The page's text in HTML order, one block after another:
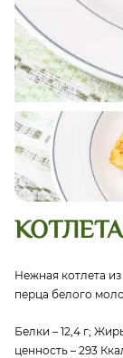
Нежная котлета
перца белого
Белки – 12,4 г;
ценность – 293